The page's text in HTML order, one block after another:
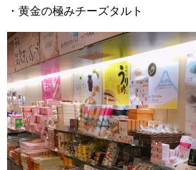
・黄金の極みチーズタルト